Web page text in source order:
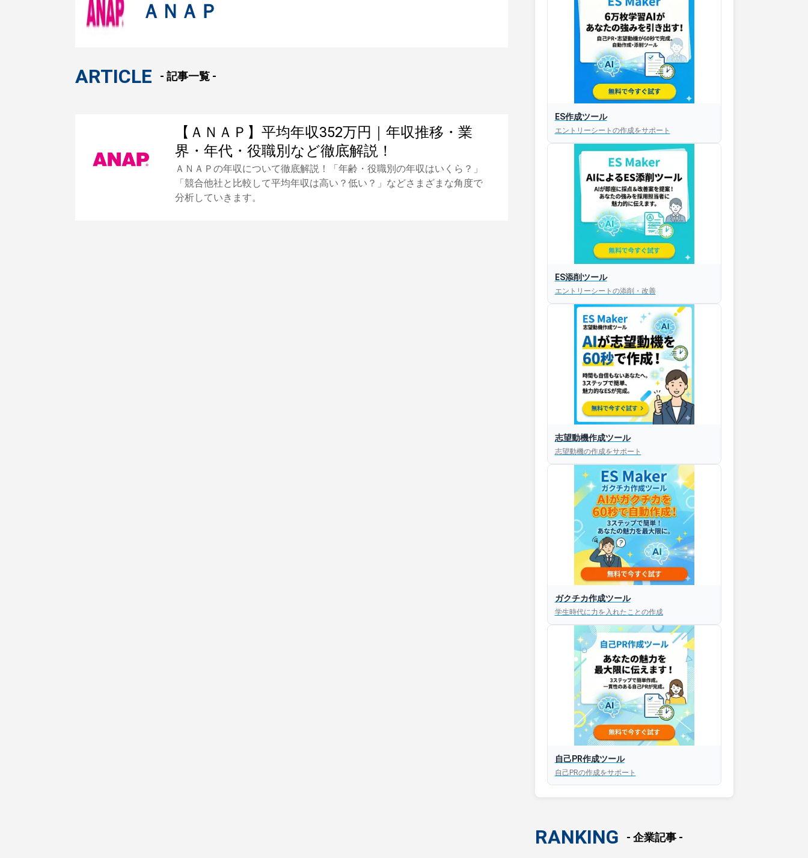
ＡＮＡＰ
ARTICLE - 記事一覧 -
【ＡＮＡＰ】平均年収352万円｜年収推移・業
界・年代・役職別など徹底解説！
ＡＮＡＰの年収について徹底解説！「年齢・役職別の年収はいくら？」
「競合他社と比較して平均年収は高い？低い？」などさまざまな角度で
分析していきます。
ES作成ツール
エントリーシートの作成をサポート
ES添削ツール
エントリーシートの添削・改善
志望動機作成ツール
志望動機の作成をサポート
ガクチカ作成ツール
学生時代に力を入れたことの作成
自己PR作成ツール
自己PRの作成をサポート
RANKING - 企業記事 -